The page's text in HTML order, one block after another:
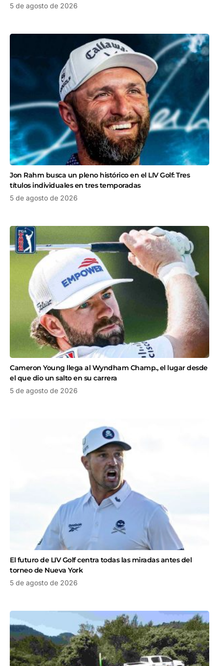
5 de agosto de 2026
Jon Rahm busca un pleno histórico en el LIV Golf: Tres
títulos individuales en tres temporadas
5 de agosto de 2026
Cameron Young llega al Wyndham Champ., el lugar desde
el que dio un salto en su carrera
5 de agosto de 2026
El futuro de LIV Golf centra todas las miradas antes del
torneo de Nueva York
5 de agosto de 2026